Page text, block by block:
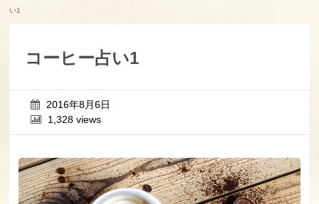
い1
コーヒー占い1
2016年8月6日
1,328 views